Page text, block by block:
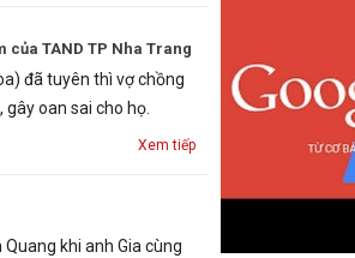
của TAND TP Nha Trang
đã tuyên thì vợ chồng
oan sai cho họ.
Xem tiếp
khi anh Gia cùng